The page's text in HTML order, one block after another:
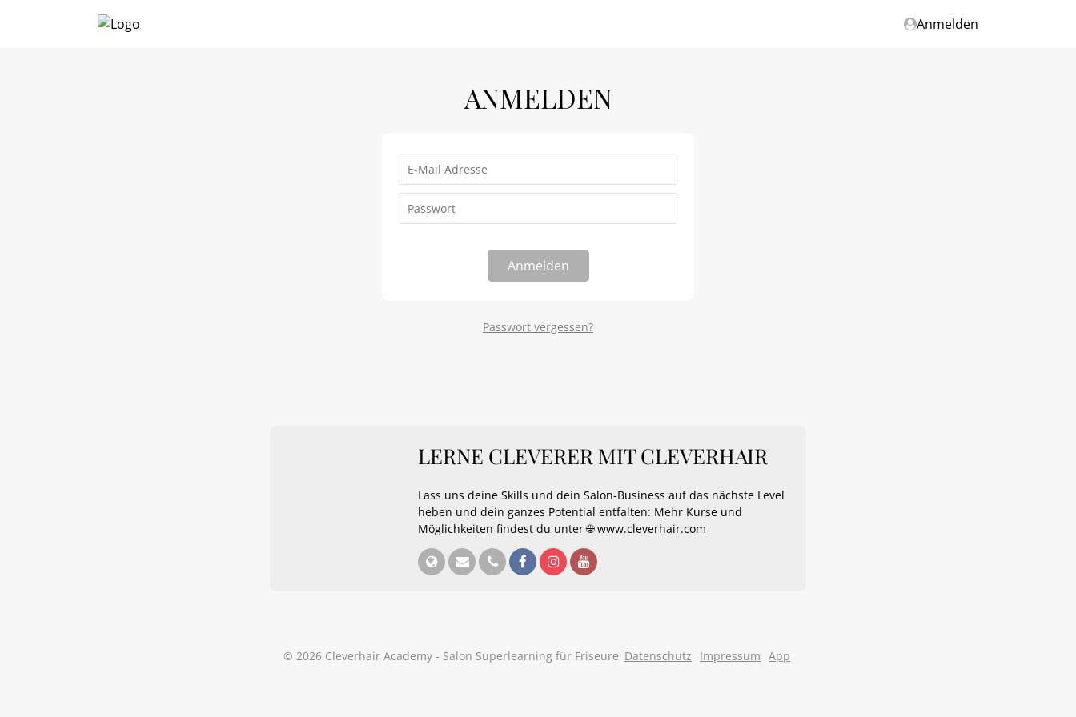
Anmelden
ANMELDEN
Anmelden
Passwort vergessen?
LERNE CLEVERER MIT CLEVERHAIR
Lass uns deine Skills und dein Salon-Business auf das nächste Level
heben und dein ganzes Potential entfalten: Mehr Kurse und
Möglichkeiten findest du unter 🌐 www.cleverhair.com
© 2026 Cleverhair Academy - Salon Superlearning für Friseure Datenschutz Impressum App